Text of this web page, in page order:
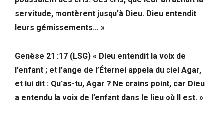
servitude, montèrent jusqu’à Dieu. Dieu entendit
leurs gémissements… »
Genèse 21 :17 (LSG) « Dieu entendit la voix de
l’enfant ; et l’ange de l’Éternel appela du ciel Agar,
et lui dit : Qu’as-tu, Agar ? Ne crains point, car Dieu
a entendu la voix de l’enfant dans le lieu où Il est. »